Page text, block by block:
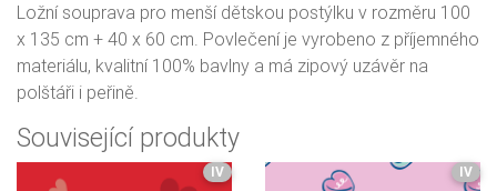
Ložní souprava pro menší dětskou postýlku v rozměru 100
x 135 cm + 40 x 60 cm. Povlečení je vyrobeno z příjemného
materiálu, kvalitní 100% bavlny a má zipový uzávěr na
polštáři i peřině.
Související produkty
IV IV